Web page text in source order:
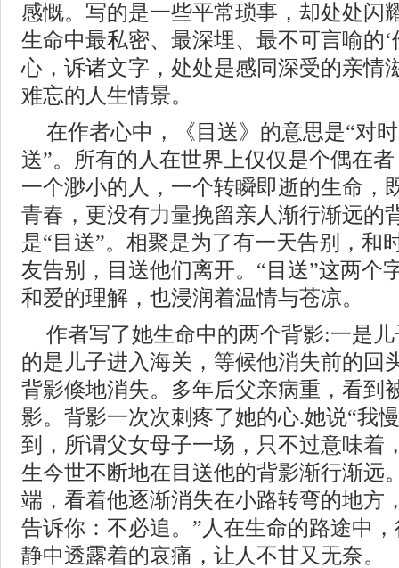
感慨。写的是一些平常琐事，却处处闪
生命中最私密、最深埋、最不可言喻的‘
心，诉诸文字，处处是感同深受的亲情
难忘的人生情景。
在作者心中，《目送》的意思是“对
送”。所有的人在世界上仅仅是个偶在
一个渺小的人，一个转瞬即逝的生命，
青春，更没有力量挽留亲人渐行渐远的
是“目送”。相聚是为了有一天告别，和
友告别，目送他们离开。“目送”这两个
和爱的理解，也浸润着温情与苍凉。
作者写了她生命中的两个背影:一是
的是儿子进入海关，等候他消失前的回
背影倏地消失。多年后父亲病重，看到
影。背影一次次刺疼了她的心.她说“我
到，所谓父女母子一场，只不过意味着
生今世不断地在目送他的背影渐行渐远
端，看着他逐渐消失在小路转弯的地方
告诉你：不必追。”人在生命的路途中
静中透露着的哀痛，让人不甘又无奈。